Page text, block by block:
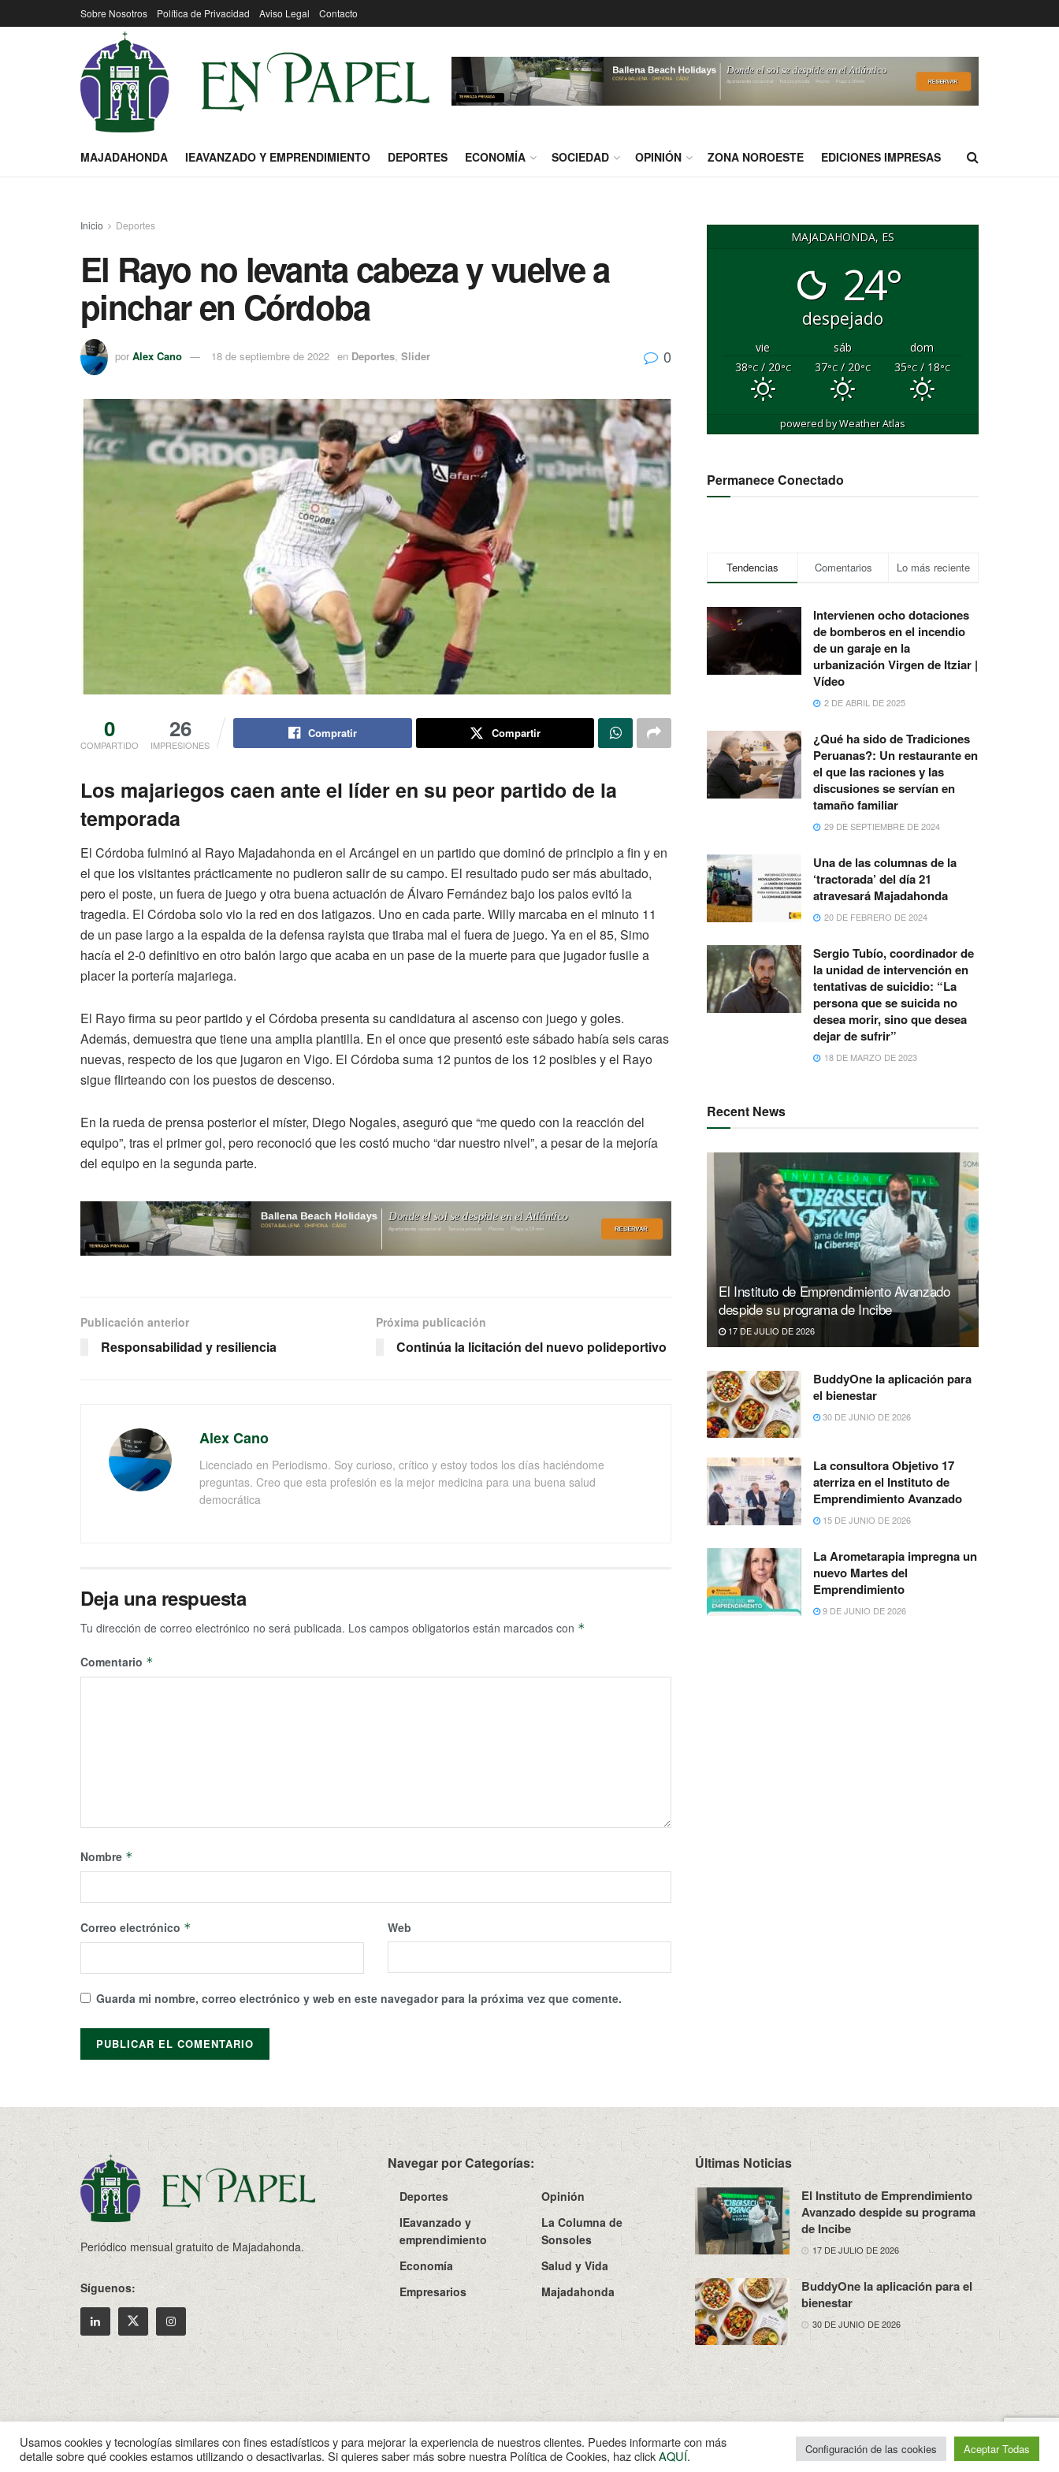
Sobre Nosotros Política de Privacidad Aviso Legal Contacto
MAJADAHONDA IEAVANZADO Y EMPRENDIMIENTO DEPORTES ECONOMÍA SOCIEDAD OPINIÓN ZONA NOROESTE EDICIONES IMPRESAS
Inicio Deportes
El Rayo no levanta cabeza y vuelve a
pinchar en Córdoba
por Alex Cano 18 de septiembre de 2022 en Deportes, Slider 0
0
COMPARTIDO
26
IMPRESIONES
Compratir Compartir
Los majariegos caen ante el líder en su peor partido de la
temporada
El Córdoba fulminó al Rayo Majadahonda en el Arcángel en un partido que dominó de principio a fin y en
el que los visitantes prácticamente no pudieron salir de su campo. El resultado pudo ser más abultado,
pero el poste, un fuera de juego y otra buena actuación de Álvaro Fernández bajo los palos evitó la
tragedia. El Córdoba solo vio la red en dos latigazos. Uno en cada parte. Willy marcaba en el minuto 11
de un pase largo a la espalda de la defensa rayista que tiraba mal el fuera de juego. Ya en el 85, Simo
hacía el 2-0 definitivo en otro balón largo que acaba en un pase de la muerte para que jugador fusile a
placer la portería majariega.
El Rayo firma su peor partido y el Córdoba presenta su candidatura al ascenso con juego y goles.
Además, demuestra que tiene una amplia plantilla. En el once que presentó este sábado había seis caras
nuevas, respecto de los que jugaron en Vigo. El Córdoba suma 12 puntos de los 12 posibles y el Rayo
sigue flirteando con los puestos de descenso.
En la rueda de prensa posterior el míster, Diego Nogales, aseguró que “me quedo con la reacción del
equipo”, tras el primer gol, pero reconoció que les costó mucho “dar nuestro nivel”, a pesar de la mejoría
del equipo en la segunda parte.
Publicación anterior
Responsabilidad y resiliencia
Próxima publicación
Continúa la licitación del nuevo polideportivo
Alex Cano
Licenciado en Periodismo. Soy curioso, crítico y estoy todos los días haciéndome
preguntas. Creo que esta profesión es la mejor medicina para una buena salud
democrática
Deja una respuesta
Tu dirección de correo electrónico no será publicada. Los campos obligatorios están marcados con *
Comentario *
Nombre *
Correo electrónico * Web
Guarda mi nombre, correo electrónico y web en este navegador para la próxima vez que comente.
MAJADAHONDA, ES
24°
despejado
vie sáb
dom
38°C/ 20°C 37°C/ 20°C 35°C/ 18°C
powered byWeather Atlas
Permanece Conectado
Tendencias Comentarios Lo más reciente
Intervienen ocho dotaciones
de bomberos en el incendio
de un garaje en la
urbanización Virgen de Itziar |
Vídeo
2 DE ABRIL DE 2025
¿Qué ha sido de Tradiciones
Peruanas?: Un restaurante en
el que las raciones y las
discusiones se servían en
tamaño familiar
29 DE SEPTIEMBRE DE 2024
Una de las columnas de la
‘tractorada’ del día 21
atravesará Majadahonda
20 DE FEBRERO DE 2024
Sergio Tubío, coordinador de
la unidad de intervención en
tentativas de suicidio: “La
persona que se suicida no
desea morir, sino que desea
dejar de sufrir”
18 DE MARZO DE 2023
Recent News
El Instituto de Emprendimiento Avanzado
despide su programa de Incibe
17 DE JULIO DE 2026
BuddyOne la aplicación para
el bienestar
30 DE JUNIO DE 2026
La consultora Objetivo 17
aterriza en el Instituto de
Emprendimiento Avanzado
15 DE JUNIO DE 2026
La Arometarapia impregna un
nuevo Martes del
Emprendimiento
9 DE JUNIO DE 2026
Periódico mensual gratuito de Majadahonda.
Síguenos:
Navegar por Categorías:
Deportes
Opinión
IEavanzado y
emprendimiento
La Columna de
Sonsoles
Economía
Salud y Vida
Empresarios
Majadahonda
Últimas Noticias
El Instituto de Emprendimiento
Avanzado despide su programa
de Incibe
17 DE JULIO DE 2026
BuddyOne la aplicación para el
bienestar
30 DE JUNIO DE 2026
Sobre Nosotros Política de Privacidad Aviso Legal Contacto
© 2022Enpapel- Tu periodico de Madahonda.
Usamos cookies y tecnologías similares con fines estadísticos y para mejorar la experiencia de nuestros clientes. Puedes informarte con más
detalle sobre qué cookies estamos utilizando o desactivarlas. Si quieres saber más sobre nuestra Política de Cookies, haz clickAQUÍ. Configuración de las cookies Aceptar Todas